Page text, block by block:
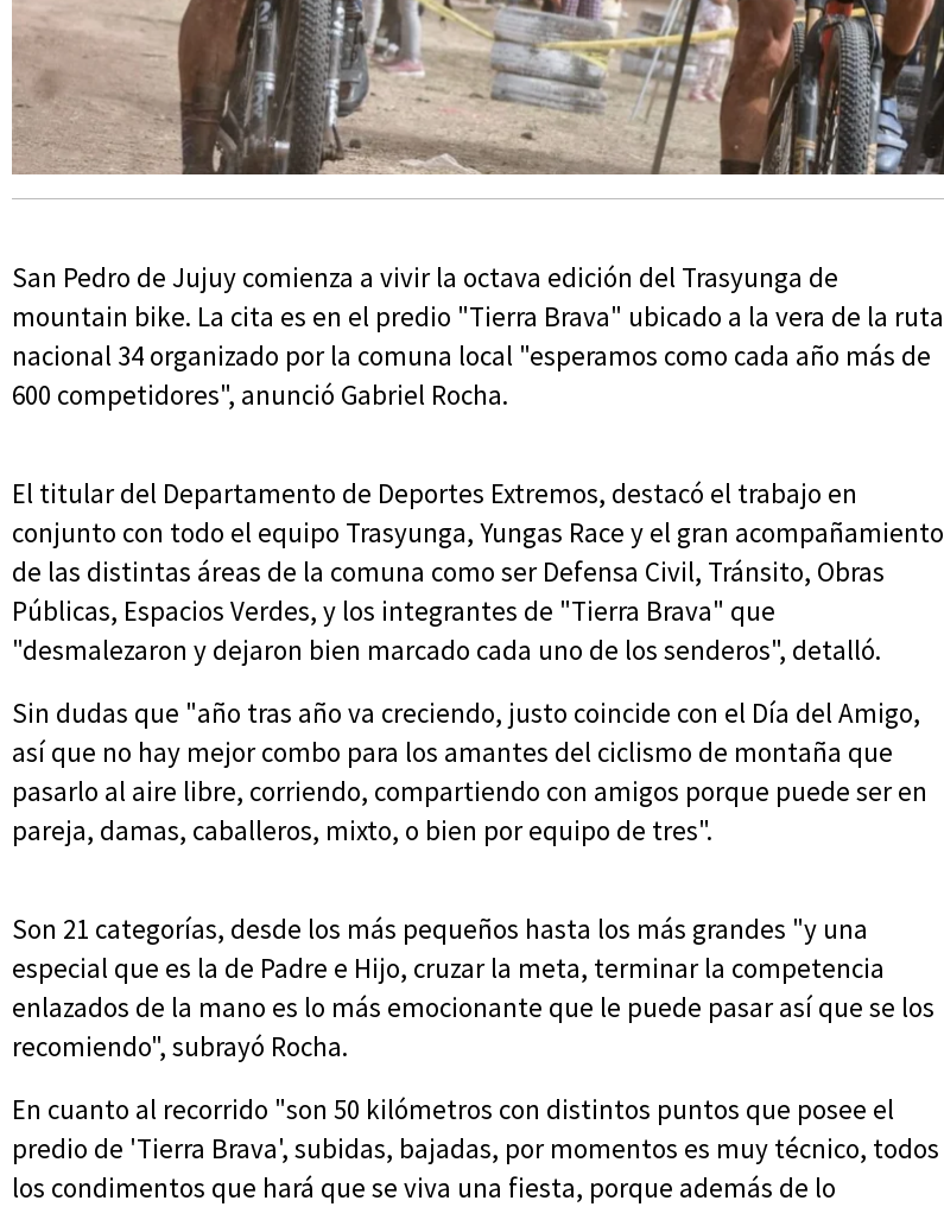
San Pedro de Jujuy comienza a vivir la octava edición del Trasyunga de
mountain bike. La cita es en el predio "Tierra Brava" ubicado a la vera de la ruta
nacional 34 organizado por la comuna local "esperamos como cada año más de
600 competidores", anunció Gabriel Rocha.
El titular del Departamento de Deportes Extremos, destacó el trabajo en
conjunto con todo el equipo Trasyunga, Yungas Race y el gran acompañamiento
de las distintas áreas de la comuna como ser Defensa Civil, Tránsito, Obras
Públicas, Espacios Verdes, y los integrantes de "Tierra Brava" que
"desmalezaron y dejaron bien marcado cada uno de los senderos", detalló.
Sin dudas que "año tras año va creciendo, justo coincide con el Día del Amigo,
así que no hay mejor combo para los amantes del ciclismo de montaña que
pasarlo al aire libre, corriendo, compartiendo con amigos porque puede ser en
pareja, damas, caballeros, mixto, o bien por equipo de tres".
Son 21 categorías, desde los más pequeños hasta los más grandes "y una
especial que es la de Padre e Hijo, cruzar la meta, terminar la competencia
enlazados de la mano es lo más emocionante que le puede pasar así que se los
recomiendo", subrayó Rocha.
En cuanto al recorrido "son 50 kilómetros con distintos puntos que posee el
predio de 'Tierra Brava', subidas, bajadas, por momentos es muy técnico, todos
los condimentos que hará que se viva una fiesta, porque además de lo